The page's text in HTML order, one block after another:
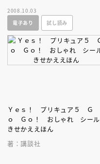
2008.10.03
電子あり
試し読み
Ｙｅｓ！ プリキュア５ Ｇ
ｏ Ｇｏ！ おしゃれ シール
きせかええほん
著：講談社